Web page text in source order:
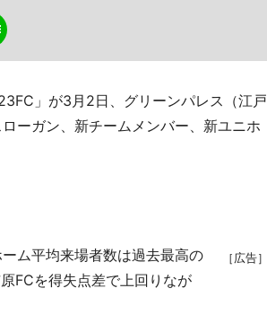
」が3月2日、グリーンパレス（江戸
ーガン、新チームメンバー、新ユニホ
［広告］
ム平均来場者数は過去最高の
FCを得失点差で上回りなが